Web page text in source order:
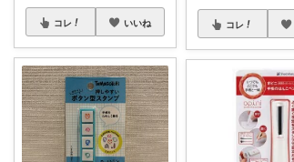
コレ いいね コレ